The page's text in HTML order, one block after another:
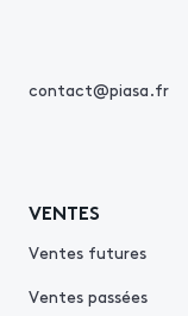
contact@piasa.fr
VENTES
Ventes futures
Ventes passées